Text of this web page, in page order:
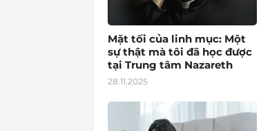
Mặt tối của linh mục: Một
sự thật mà tôi đã học được
tại Trung tâm Nazareth
28.11.2025